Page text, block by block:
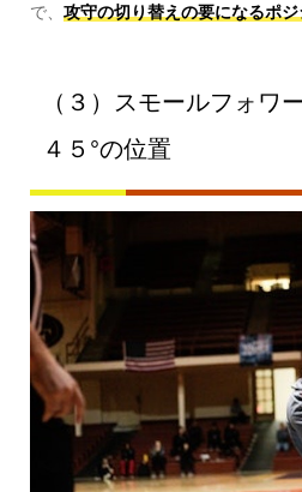
で、 攻守の切り替えの要になるポ
（３）スモールフォワ
４５°の位置